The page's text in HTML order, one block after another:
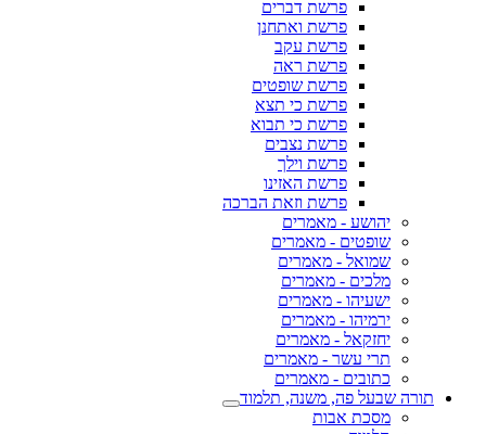
פרשת דברים
פרשת ואתחנן
פרשת עקב
פרשת ראה
פרשת שופטים
פרשת כי תצא
פרשת כי תבוא
פרשת נצבים
פרשת וילך
פרשת האזינו
פרשת וזאת הברכה
יהושע - מאמרים
שופטים - מאמרים
שמואל - מאמרים
מלכים - מאמרים
ישעיהו - מאמרים
ירמיהו - מאמרים
יחזקאל - מאמרים
תרי עשר - מאמרים
כתובים - מאמרים
תורה שבעל פה, משנה, תלמוד
מסכת אבות